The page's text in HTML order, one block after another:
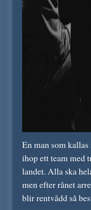
En man som
ihop ett team med
landet. Alla ska
men efter rånet
blir rentvådd så